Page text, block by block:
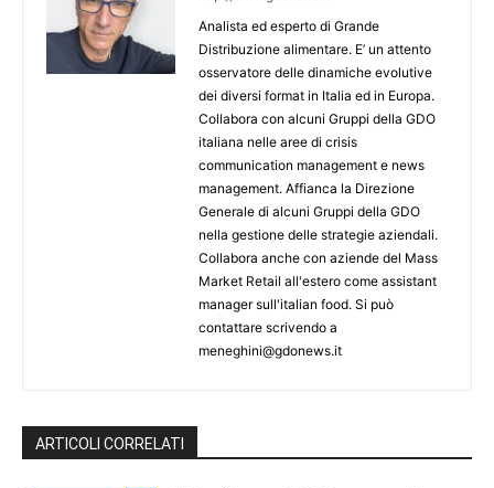
Analista ed esperto di Grande
Distribuzione alimentare. E’ un attento
osservatore delle dinamiche evolutive
dei diversi format in Italia ed in Europa.
Collabora con alcuni Gruppi della GDO
italiana nelle aree di crisis
communication management e news
management. Affianca la Direzione
Generale di alcuni Gruppi della GDO
nella gestione delle strategie aziendali.
Collabora anche con aziende del Mass
Market Retail all'estero come assistant
manager sull'italian food. Si può
contattare scrivendo a
meneghini@gdonews.it
ARTICOLI CORRELATI